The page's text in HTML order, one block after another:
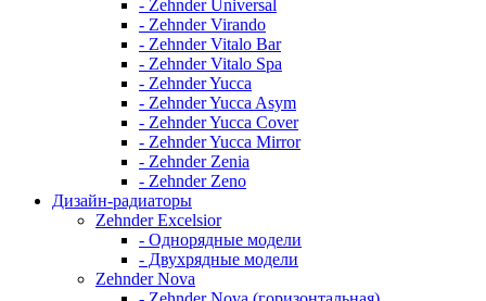
- Zehnder Universal
- Zehnder Virando
- Zehnder Vitalo Bar
- Zehnder Vitalo Spa
- Zehnder Yucca
- Zehnder Yucca Asym
- Zehnder Yucca Cover
- Zehnder Yucca Mirror
- Zehnder Zenia
- Zehnder Zeno
Дизайн-радиаторы
Zehnder Excelsior
- Однорядные модели
- Двухрядные модели
Zehnder Nova